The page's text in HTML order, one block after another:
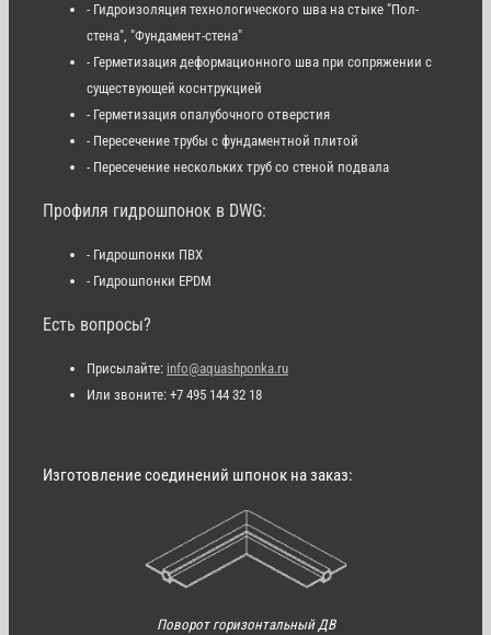
- Гидроизоляция технологического шва на стыке "Пол-
стена", "Фундамент-стена"
- Герметизация деформационного шва при сопряжении с
существующей коснтрукцией
- Герметизация опалубочного отверстия
- Пересечение трубы с фундаментной плитой
- Пересечение нескольких труб со стеной подвала
Профиля гидрошпонок в DWG:
- Гидрошпонки ПВХ
- Гидрошпонки EPDM
Есть вопросы?
Присылайте: info@aquashponka.ru
Или звоните: +7 495 144 32 18
Изготовление соединений шпонок на заказ:
Поворот горизонтальный ДВ